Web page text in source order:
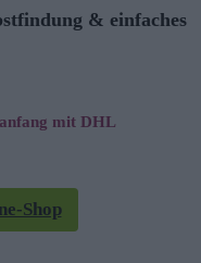
& einfaches
mit DHL
Shop